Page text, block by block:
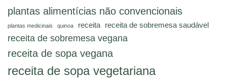
plantas alimentícias não convencionais
plantas medicinais quinoa receita receita de sobremesa saudável
receita de sobremesa vegana
receita de sopa vegana
receita de sopa vegetariana